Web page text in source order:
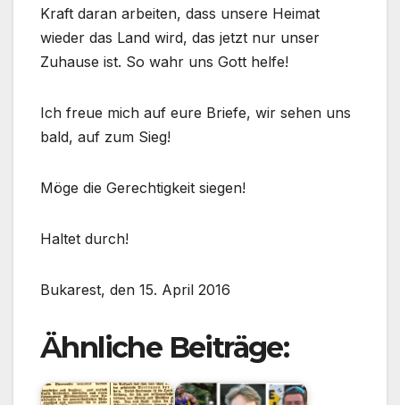
Kraft daran arbeiten, dass unsere Heimat
wieder das Land wird, das jetzt nur unser
Zuhause ist. So wahr uns Gott helfe!
Ich freue mich auf eure Briefe, wir sehen uns
bald, auf zum Sieg!
Möge die Gerechtigkeit siegen!
Haltet durch!
Bukarest, den 15. April 2016
Ähnliche Beiträge: